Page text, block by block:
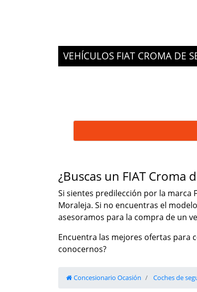
VEHÍCULOS FIAT CROMA DE
¿Buscas un FIAT Croma
Si sientes predilección por la marca
Moraleja. Si no encuentras el
asesoramos para la compra de un
Encuentra las mejores ofertas para
conocernos?
Concesionario Ocasión Coches de